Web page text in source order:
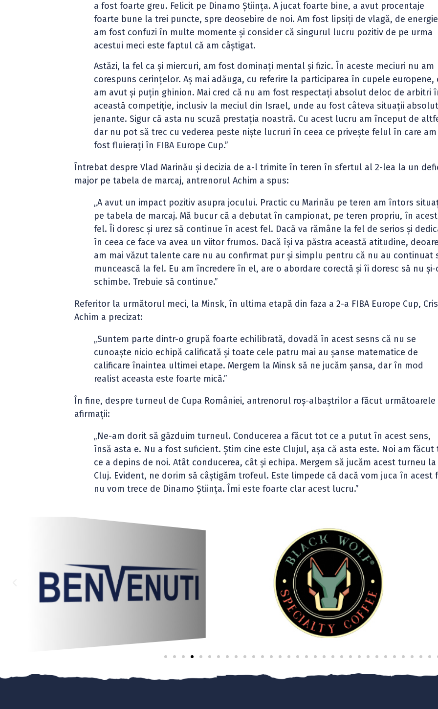
a fost foarte greu. Felicit pe Dinamo Știința. A jucat foarte bine, a avut procentaje
foarte bune la trei puncte, spre deosebire de noi. Am fost lipsiți de vlagă, de
am fost confuzi în multe momente și consider că singurul lucru pozitiv de pe urma
acestui meci este faptul că am câștigat.
Astăzi, la fel ca și miercuri, am fost dominați mental și fizic. În aceste meciuri nu am
corespuns cerințelor. Aș mai adăuga, cu referire la participarea în cupele europene,
am avut și puțin ghinion. Mai cred că nu am fost respectați absolut deloc de arbitri
această competiție, inclusiv la meciul din Israel, unde au fost câteva situații absolut
jenante. Sigur că asta nu scuză prestația noastră. Cu acest lucru am început de
dar nu pot să trec cu vederea peste niște lucruri în ceea ce privește felul în care am
fost fluierați în FIBA Europe Cup.”
Întrebat despre Vlad Marinău și decizia de a-l trimite în teren în sfertul al 2-lea la un
major pe tabela de marcaj, antrenorul Achim a spus:
„A avut un impact pozitiv asupra jocului. Practic cu Marinău pe teren am întors
pe tabela de marcaj. Mă bucur că a debutat în campionat, pe teren propriu, în acest
fel. Îi doresc și urez să continue în acest fel. Dacă va rămâne la fel de serios și
în ceea ce face va avea un viitor frumos. Dacă își va păstra această atitudine,
am mai văzut talente care nu au confirmat pur și simplu pentru că nu au continuat
muncească la fel. Eu am încredere în el, are o abordare corectă și îi doresc să nu și-
schimbe. Trebuie să continue.”
Referitor la următorul meci, la Minsk, în ultima etapă din faza a 2-a FIBA Europe Cup,
Achim a precizat:
„Suntem parte dintr-o grupă foarte echilibrată, dovadă în acest sesns că nu se
cunoaște nicio echipă calificată și toate cele patru mai au șanse matematice de
calificare înaintea ultimei etape. Mergem la Minsk să ne jucăm șansa, dar în mod
realist aceasta este foarte mică.”
În fine, despre turneul de Cupa României, antrenorul roș-albaștrilor a făcut următoarele
afirmații:
„Ne-am dorit să găzduim turneul. Conducerea a făcut tot ce a putut în acest sens,
însă asta e. Nu a fost suficient. Știm cine este Clujul, așa că asta este. Noi am făcut
ce a depins de noi. Atât conducerea, cât și echipa. Mergem să jucăm acest turneu la
Cluj. Evident, ne dorim să câștigăm trofeul. Este limpede că dacă vom juca în acest
nu vom trece de Dinamo Știința. Îmi este foarte clar acest lucru.”